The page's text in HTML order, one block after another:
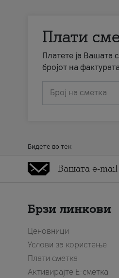
Плати
Платете ја Вашата
бројот на
Број на сметка
Бидете во тек
Брзи линкови
Ценовници
Услови за користење
Плати сметка
Активирајте Е-сметка